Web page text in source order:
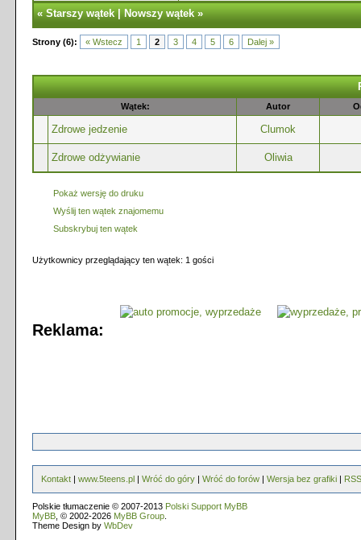
«Starszy wątek|Nowszy wątek»
Strony (6): « Wstecz 1 2 3 4 5 6 Dalej »
Wątek: Autor
Zdrowe jedzenie Clumok
Zdrowe odżywianie Oliwia
Pokaż wersję do druku
Wyślij ten wątek znajomemu
Subskrybuj ten wątek
Użytkownicy przeglądający ten wątek: 1 gości
Reklama:
Kontakt | www.5teens.pl | Wróć do góry | Wróć do forów | Wersja bez grafiki | RSS
Polskie tłumaczenie © 2007-2013 Polski Support MyBB
MyBB , © 2002-2026 MyBB Group
Theme Design by WbDev